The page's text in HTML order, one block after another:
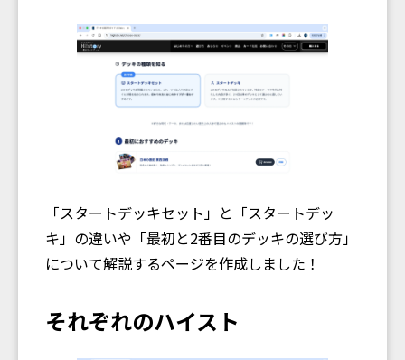
「スタートデッキセット」と「スタートデッ
キ」の違いや「最初と2番目のデッキの選び方」
について解説するページを作成しました！
それぞれのハイスト